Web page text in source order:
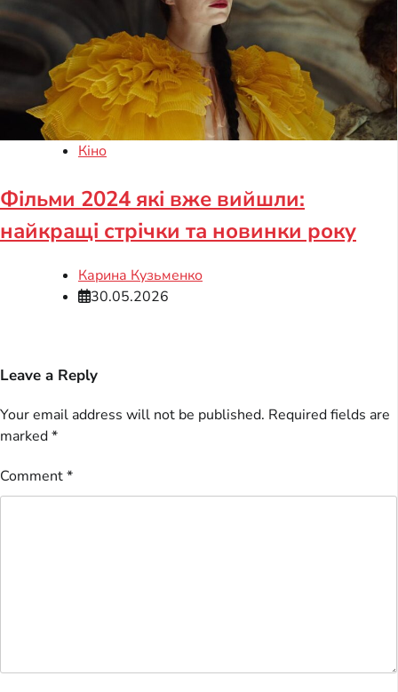
Кіно
Фільми 2024 які вже вийшли:
найкращі стрічки та новинки року
Карина Кузьменко
30.05.2026
Leave a Reply
Your email address will not be published. Required fields are
marked*
Comment*